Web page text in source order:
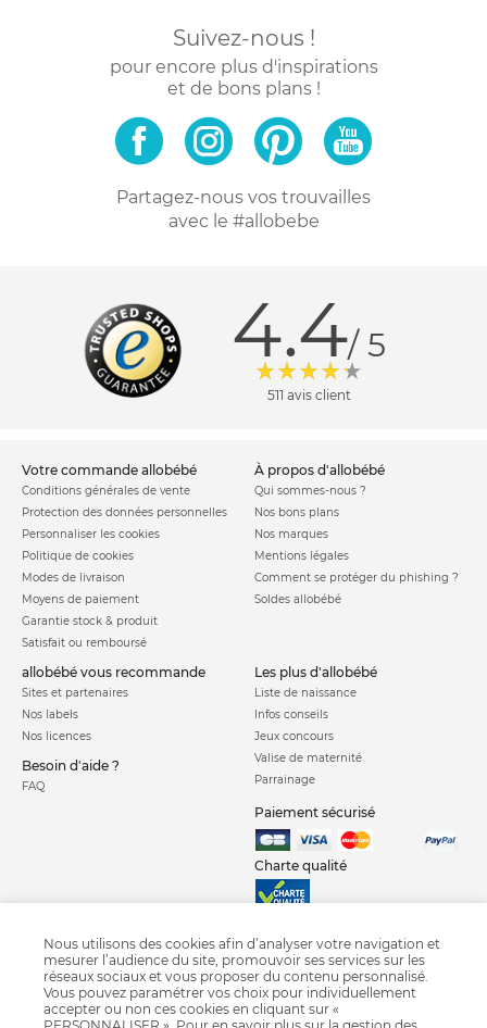
Suivez-nous !
pour encore plus d'inspirations
et de bons plans !
Partagez-nous vos trouvailles
avec le #allobebe
4.4/ 5
511 avis client
votre commande allobébé
Conditions générales de vente
Protection des données personnelles
Personnaliser les cookies
Politique de cookies
Modes de livraison
Moyens de paiement
Garantie stock & produit
Satisfait ou remboursé
à propos d'allobébé
Qui sommes-nous ?
Nos bons plans
Nos marques
Mentions légales
Comment se protéger du phishing ?
Soldes allobébé
allobébé vous recommande
Sites et partenaires
Nos labels
Nos licences
Besoin d'aide ?
FAQ
les plus d'allobébé
Liste de naissance
Infos conseils
Jeux concours
Valise de maternité
Parrainage
Paiement sécurisé
Charte qualité
Poussette combinée Poussette citadine
Poussette canne
Nous utilisons des cookies afin d’analyser votre navigation et
mesurer l’audience du site, promouvoir ses services sur les
réseaux sociaux et vous proposer du contenu personnalisé.
Vous pouvez paramétrer vos choix pour individuellement
accepter ou non ces cookies en cliquant sur «